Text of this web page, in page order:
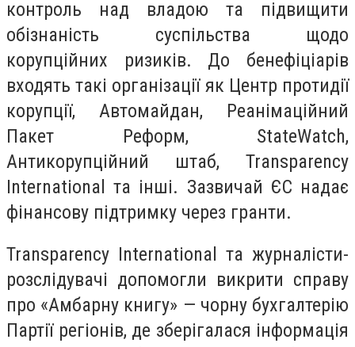
контроль над владою та підвищити
обізнаність суспільства щодо
корупційних ризиків. До бенефіціарів
входять такі організації як Центр протидії
корупції, Автомайдан, Реанімаційний
Пакет Реформ, StateWatch,
Антикорупційний штаб, Transparency
International та інші. Зазвичай ЄС надає
фінансову підтримку через гранти.
Transparency International та журналісти-
розслідувачі допомогли викрити справу
про «Амбарну книгу» — чорну бухгалтерію
Партії регіонів, де зберігалася інформація